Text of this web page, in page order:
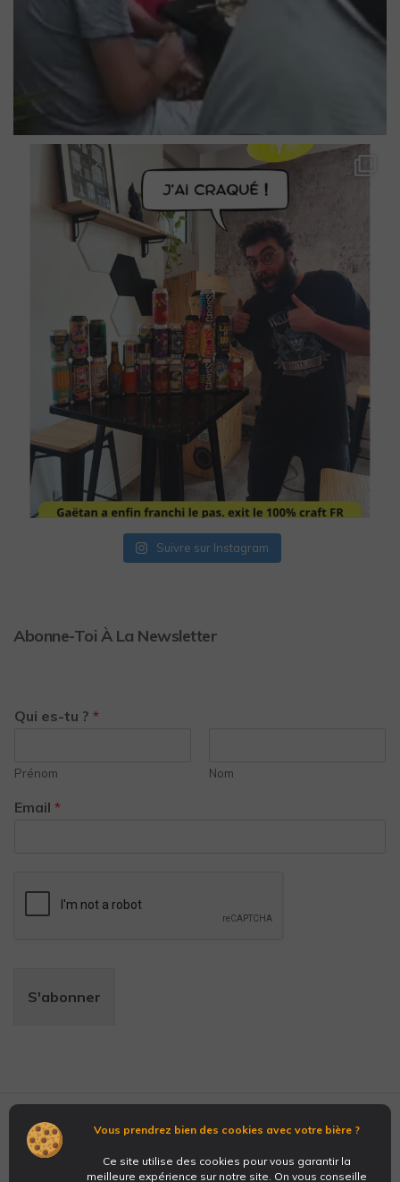
Suivre sur Instagram
Abonne-Toi À La Newsletter
Qui es-tu ? *
Prénom Nom
Email *
S'abonner
Vous prendrez bien des cookies avec votre bière ?
Ce site utilise des cookies pour vous garantir la
meilleure expérience sur notre site. On vous conseille
Nous suivre sur les réseaux :